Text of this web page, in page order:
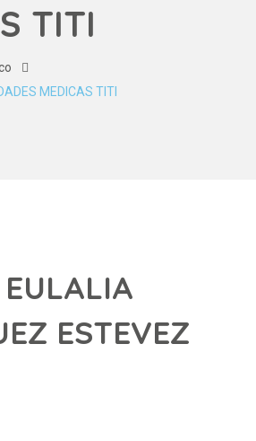
TITI
MEDICAS TITI
ESTEVEZ